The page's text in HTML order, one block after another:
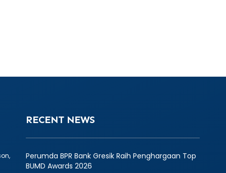
RECENT NEWS
Perumda BPR Bank Gresik Raih Penghargaan Top
BUMD Awards 2026